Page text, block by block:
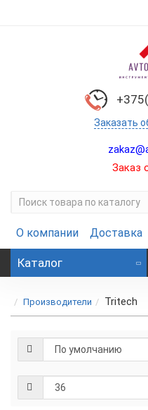
Заказать
Заказ
О компании Доставка
Каталог
Производители Tritech